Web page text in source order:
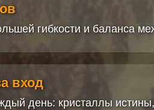
гибкости и баланса
вход
день: кристаллы